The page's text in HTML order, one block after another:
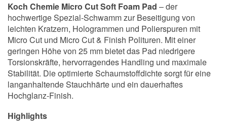
Koch Chemie Micro Cut Soft Foam Pad – der
hochwertige Spezial-Schwamm zur Beseitigung von
leichten Kratzern, Hologrammen und Polierspuren mit
Micro Cut und Micro Cut & Finish Polituren. Mit einer
geringen Höhe von 25 mm bietet das Pad niedrigere
Torsionskräfte, hervorragendes Handling und maximale
Stabilität. Die optimierte Schaumstoffdichte sorgt für eine
langanhaltende Stauchhärte und ein dauerhaftes
Hochglanz-Finish.
Highlights